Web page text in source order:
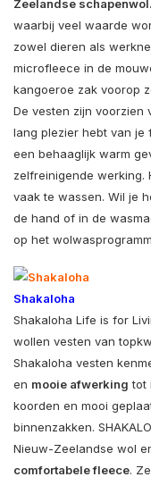
Zeelandse schapenwol.
waarbij veel waarde
zowel dieren als
microfleece in de
kangoeroe zak voorop
De vesten zijn voorzien
lang plezier hebt van je
een behaaglijk warm
zelfreinigende werking.
vaak te wassen. Wil je
de hand of in de
op het
Shakaloha
Shakaloha Life is for
wollen vesten van
Shakaloha vesten
en mooie afwerking tot
koorden en mooi
binnenzakken.
Nieuw-Zeelandse wol
comfortabele fleece.